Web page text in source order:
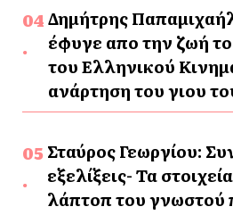
Δημήτρης
έφυγε απο την ζωή
του Ελληνικού
ανάρτηση του γιου
Σταύρος Γεωργίου:
εξελίξεις- Τα
λάπτοπ του γνωστού